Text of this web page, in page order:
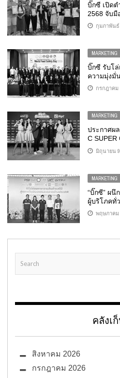
บิ๊กซี เปิดต
2568 จับมื
ทะเบียนส
กุมภาพันธ์
MARKETING
บิ๊กซี รับโล่
ความมุ่งมั่
ปลอดภัย พ
มาตรฐาน
กรกฎาคม
MARKETING
ประกาศผ
C
นพรีเซนเ
ดาวรุ่ง ช่อ
มิถุนายน
MARKETING
“บิ๊กซี” ผนึ
ผู้บริโภคทั่
สร้างรายไ
พฤษภาคม
คลังเ
สิงหาคม 2026
กรกฎาคม 2026